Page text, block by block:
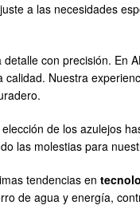
a las necesidades
con precisión. En
Nuestra
de los azulejos
las molestias para
tendencias en
de agua y energía,